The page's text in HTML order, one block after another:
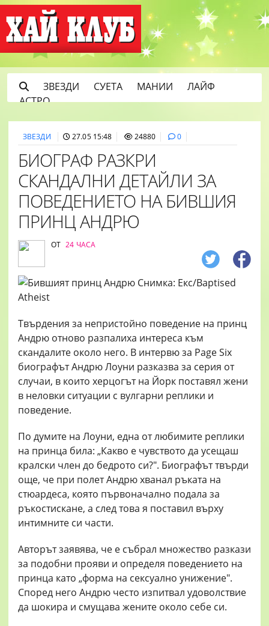
ЗВЕЗДИ СУЕТА МАНИИ
ЛАЙФ
АСТРО
ЗВЕЗДИ 27.05 15:48 24880 0
БИОГРАФ РАЗКРИ
СКАНДАЛНИ ДЕТАЙЛИ ЗА
ПОВЕДЕНИЕТО НА БИВШИЯ
ПРИНЦ АНДРЮ
ОТ 24 ЧАСА
Твърдения за непристойно поведение на принц
Андрю отново разпалиха интереса към
скандалите около него. В интервю за Page Six
биографът Андрю Лоуни разказва за серия от
случаи, в които херцогът на Йорк поставял жени
в неловки ситуации с вулгарни реплики и
поведение.
По думите на Лоуни, една от любимите реплики
на принца била: „Какво е чувството да усещаш
кралски член до бедрото си?". Биографът твърди
още, че при полет Андрю хванал ръката на
стюардеса, която първоначално подала за
ръкостискане, а след това я поставил върху
интимните си части.
Авторът заявява, че е събрал множество разкази
за подобни прояви и определя поведението на
принца като „форма на сексуално унижение".
Според него Андрю често изпитвал удоволствие
да шокира и смущава жените около себе си.